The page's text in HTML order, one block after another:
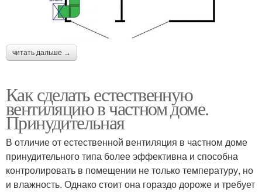
читать дальше →
Как сделать естественную
вентиляцию в частном доме.
Принудительная
В отличие от естественной вентиляция в частном доме
принудительного типа более эффективна и способна
контролировать в помещении не только температуру, но
и влажность. Однако стоит она гораздо дороже и требует